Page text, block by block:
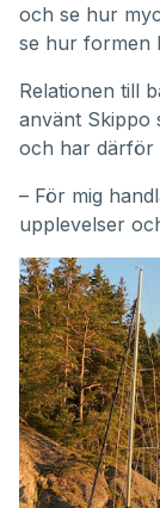
och se hur
se hur formen
Relationen till
använt Skippo
och har därför
– För mig
upplevelser